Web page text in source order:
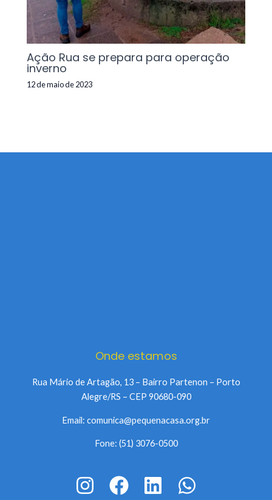
Ação Rua se prepara para operação
inverno
12 de maio de 2023
Onde estamos
Rua Mário de Artagão, 13 – Bairro Partenon – Porto
Alegre/RS – CEP 90680-090
Email: comunica@pequenacasa.org.br
Fone: (51) 3076-0500